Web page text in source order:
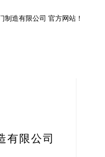
制造有限公司 官方网站！
有限公司